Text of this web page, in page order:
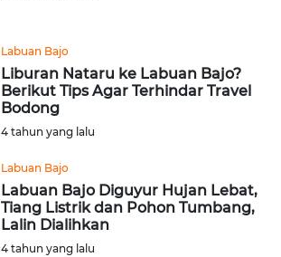
Labuan Bajo
Liburan Nataru ke Labuan Bajo?
Berikut Tips Agar Terhindar Travel
Bodong
4 tahun yang lalu
Labuan Bajo
Labuan Bajo Diguyur Hujan Lebat,
Tiang Listrik dan Pohon Tumbang,
Lalin Dialihkan
4 tahun yang lalu